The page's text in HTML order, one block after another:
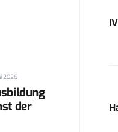
2026
der